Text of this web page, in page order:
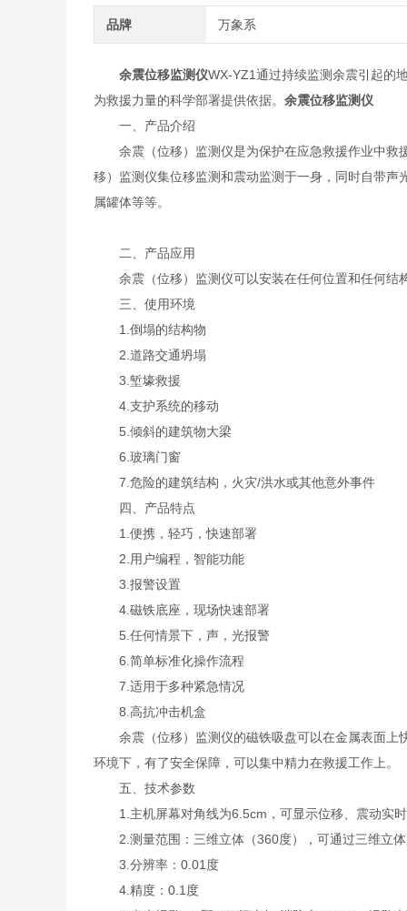
品牌 万象系
余震位移监测仪WX-YZ1通过持续监测余震引起的
为救援力量的科学部署提供依据。 余震位移监测仪
一、产品介绍
余震（位移）监测仪是为保护在应急救援作业中救
移）监测仪集位移监测和震动监测于一身，同时自带
属罐体等等。
二、产品应用
余震（位移）监测仪可以安装在任何位置和任何结
三、使用环境
1.倒塌的结构物
2.道路交通坍塌
3.堑壕救援
4.支护系统的移动
5.倾斜的建筑物大梁
6.玻璃门窗
7.危险的建筑结构，火灾/洪水或其他意外事件
四、产品特点
1.便携，轻巧，快速部署
2.用户编程，智能功能
3.报警设置
4.磁铁底座，现场快速部署
5.任何情景下，声，光报警
6.简单标准化操作流程
7.适用于多种紧急情况
8.高抗冲击机盒
余震（位移）监测仪的磁铁吸盘可以在金属表面上
环境下，有了安全保障，可以集中精力在救援工作上。
五、技术参数
1.主机屏幕对角线为6.5cm，可显示位移、震动实时
2.测量范围：三维立体（360度），可通过三维立体
3.分辨率：0.01度
4.精度：0.1度